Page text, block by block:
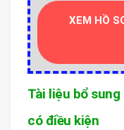
XEM HỒ
Tài liệu bổ
có điều kiện